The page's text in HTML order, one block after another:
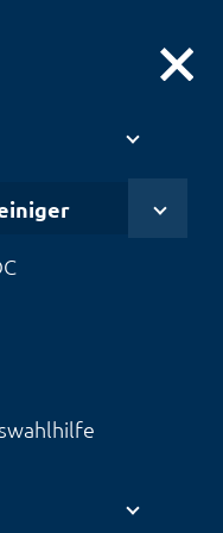
mit
für zuverlässige
und Raumfahrt,